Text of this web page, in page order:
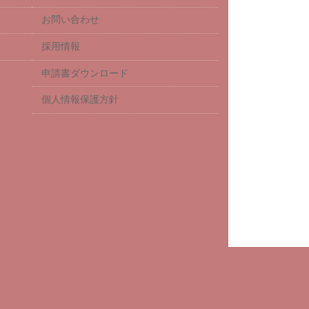
お問い合わせ
採用情報
申請書ダウンロード
個人情報保護方針